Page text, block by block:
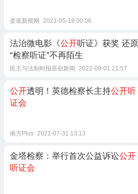
娄底新闻网 2021-05-18 00:06
法治微电影《公开听证》获奖 还原
“检察听证”不再陌生
民主与法制时报原创新闻 2022-09-01 21:57
公开透明！英德检察长主持公开听
证会
南方Plus 2021-07-31 13:13
金塔检察：举行首次公益诉讼公开
听证会